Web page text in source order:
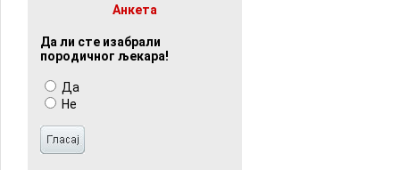
Анкета
Да ли сте изабрали
породичног љекара!
Да
Не